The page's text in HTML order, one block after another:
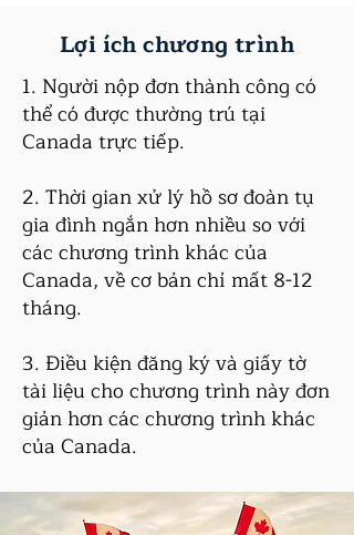
Lợi ích chương trình
1. Người nộp đơn thành công có
thể có được thường trú tại
Canada trực tiếp.
2. Thời gian xử lý hồ sơ đoàn tụ
gia đình ngắn hơn nhiều so với
các chương trình khác của
Canada, về cơ bản chỉ mất 8-12
tháng.
3. Điều kiện đăng ký và giấy tờ
tài liệu cho chương trình này đơn
giản hơn các chương trình khác
của Canada.